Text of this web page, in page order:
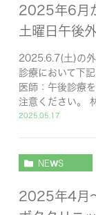
2025年6月
土曜日午後
2025.6.7(土)の
診療において下
医師：午後診療
注意ください。
2025.05.17
NEWS
2025年4月